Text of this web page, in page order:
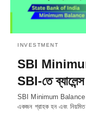
INVESTMENT
SBI
SBI-তে
SBI Minimum Balance
একজন গ্রাহক হন এবং